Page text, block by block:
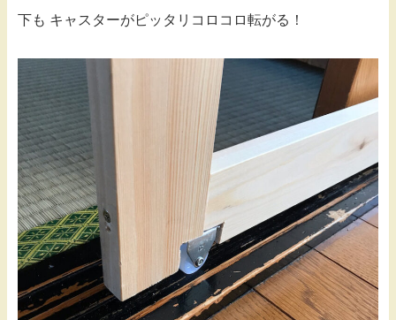
下も キャスターがピッタリコロコロ転がる！